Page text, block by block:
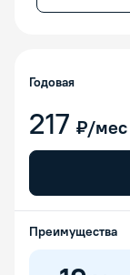
Годовая
217 ₽/мес
Преимущества